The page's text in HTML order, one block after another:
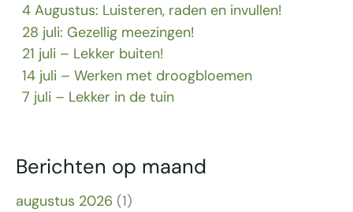
4 Augustus: Luisteren, raden en invullen!
28 juli: Gezellig meezingen!
21 juli – Lekker buiten!
14 juli – Werken met droogbloemen
7 juli – Lekker in de tuin
Berichten op maand
augustus 2026 (1)